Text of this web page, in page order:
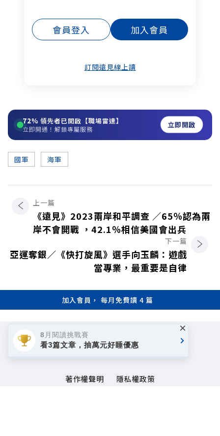
會員登入 加入會員
訂閱遠見線上讀
72% 領先者已開啟【職場雷達】
立即開通！解鎖專屬服務 立即開啟
國軍 海軍
上一篇
《遠見》2023兩岸和平調查 ／65％認為兩
岸不會開戰 ，42.1％相信美國會出兵
下一篇
亞運奪銀／《快打旋風》選手向玉麟：遊戲
當專業，最重要是自律
加入會員， 每月免費讀 4 篇
著作權聲明
隱私權政策
8月閱讀挑戰賽
看3篇文章，抽萬元好睡優惠
×